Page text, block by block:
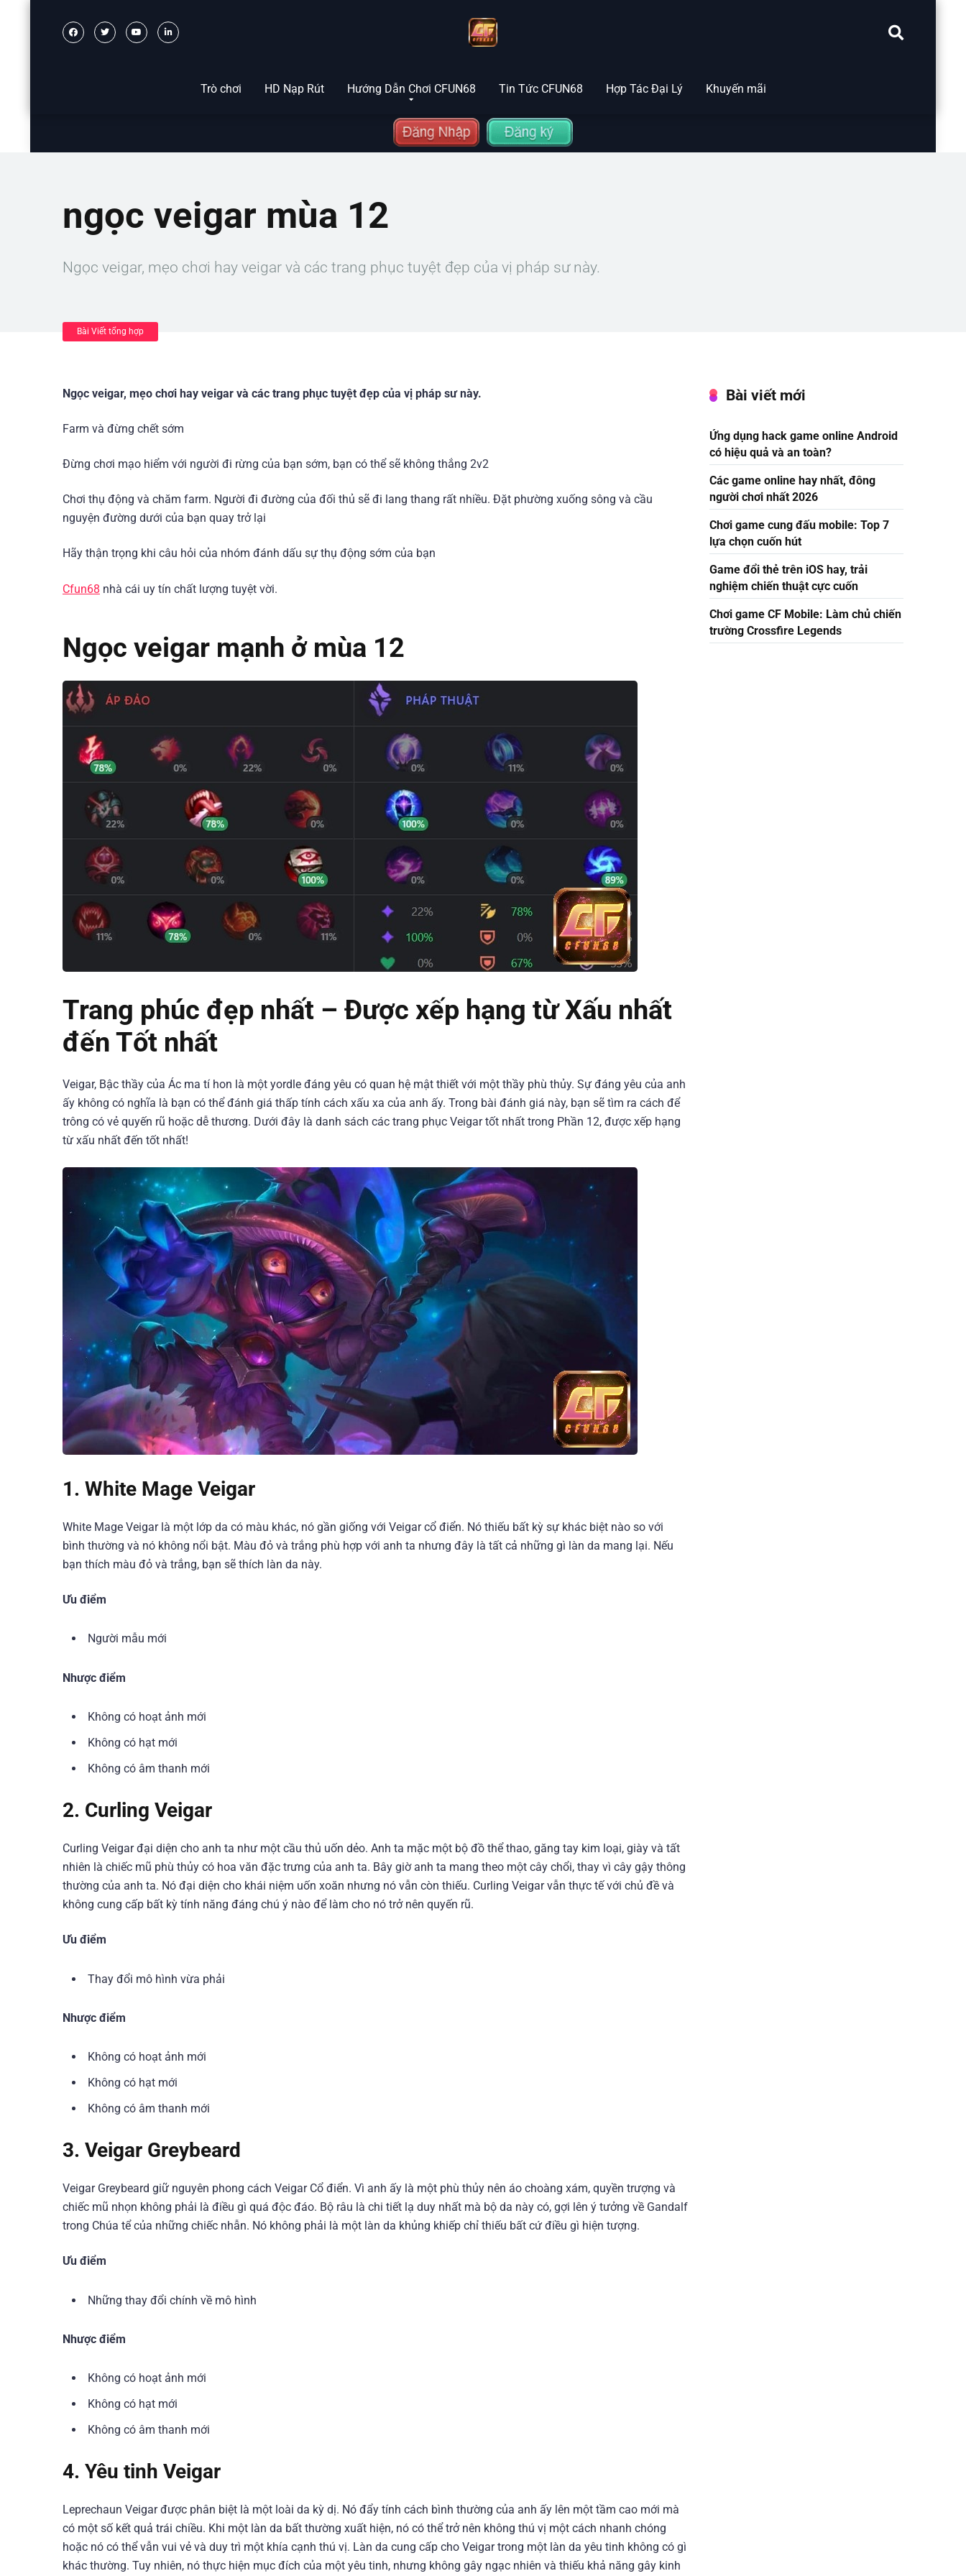
Trò chơi HD Nạp Rút Hướng Dẫn Chơi CFUN68 Tin Tức CFUN68 Hợp Tác Đại Lý Khuyến mãi
ngọc veigar mùa 12
Ngọc veigar, mẹo chơi hay veigar và các trang phục tuyệt đẹp của vị pháp sư này.
Bài Viết tổng hợp
Ngọc veigar, mẹo chơi hay veigar và các trang phục tuyệt đẹp của vị pháp sư này.
Farm và đừng chết sớm
Đừng chơi mạo hiểm với người đi rừng của bạn sớm, bạn có thể sẽ không thắng 2v2
Chơi thụ động và chăm farm. Người đi đường của đối thủ sẽ đi lang thang rất nhiều. Đặt phường xuống sông và cầu
nguyện đường dưới của bạn quay trở lại
Hãy thận trọng khi câu hỏi của nhóm đánh dấu sự thụ động sớm của bạn
Cfun68 nhà cái uy tín chất lượng tuyệt vời.
Ngọc veigar mạnh ở mùa 12
Trang phúc đẹp nhất – Được xếp hạng từ Xấu nhất
đến Tốt nhất
Veigar, Bậc thầy của Ác ma tí hon là một yordle đáng yêu có quan hệ mật thiết với một thầy phù thủy. Sự đáng yêu của anh
ấy không có nghĩa là bạn có thể đánh giá thấp tính cách xấu xa của anh ấy. Trong bài đánh giá này, bạn sẽ tìm ra cách để
trông có vẻ quyến rũ hoặc dễ thương. Dưới đây là danh sách các trang phục Veigar tốt nhất trong Phần 12, được xếp hạng
từ xấu nhất đến tốt nhất!
1. White Mage Veigar
White Mage Veigar là một lớp da có màu khác, nó gần giống với Veigar cổ điển. Nó thiếu bất kỳ sự khác biệt nào so với
bình thường và nó không nổi bật. Màu đỏ và trắng phù hợp với anh ta nhưng đây là tất cả những gì làn da mang lại. Nếu
bạn thích màu đỏ và trắng, bạn sẽ thích làn da này.
Ưu điểm
Người mẫu mới
Nhược điểm
Không có hoạt ảnh mới
Không có hạt mới
Không có âm thanh mới
2. Curling Veigar
Curling Veigar đại diện cho anh ta như một cầu thủ uốn dẻo. Anh ta mặc một bộ đồ thể thao, găng tay kim loại, giày và tất
nhiên là chiếc mũ phù thủy có hoa văn đặc trưng của anh ta. Bây giờ anh ta mang theo một cây chổi, thay vì cây gậy thông
thường của anh ta. Nó đại diện cho khái niệm uốn xoăn nhưng nó vẫn còn thiếu. Curling Veigar vẫn thực tế với chủ đề và
không cung cấp bất kỳ tính năng đáng chú ý nào để làm cho nó trở nên quyến rũ.
Ưu điểm
Thay đổi mô hình vừa phải
Nhược điểm
Không có hoạt ảnh mới
Không có hạt mới
Không có âm thanh mới
3. Veigar Greybeard
Veigar Greybeard giữ nguyên phong cách Veigar Cổ điển. Vì anh ấy là một phù thủy nên áo choàng xám, quyền trượng và
chiếc mũ nhọn không phải là điều gì quá độc đáo. Bộ râu là chi tiết lạ duy nhất mà bộ da này có, gợi lên ý tưởng về Gandalf
trong Chúa tể của những chiếc nhẫn. Nó không phải là một làn da khủng khiếp chỉ thiếu bất cứ điều gì hiện tượng.
Ưu điểm
Những thay đổi chính về mô hình
Nhược điểm
Không có hoạt ảnh mới
Không có hạt mới
Không có âm thanh mới
4. Yêu tinh Veigar
Leprechaun Veigar được phân biệt là một loài da kỳ dị. Nó đẩy tính cách bình thường của anh ấy lên một tầm cao mới mà
có một số kết quả trái chiều. Khi một làn da bất thường xuất hiện, nó có thể trở nên không thú vị một cách nhanh chóng
hoặc nó có thể vẫn vui vẻ và duy trì một khía cạnh thú vị. Làn da cung cấp cho Veigar trong một làn da yêu tinh không có gì
khác thường. Tuy nhiên, nó thực hiện mục đích của một yêu tinh, nhưng không gây ngạc nhiên và thiếu khả năng gây kinh
Bài viết mới
Ứng dụng hack game online Android
có hiệu quả và an toàn?
Các game online hay nhất, đông
người chơi nhất 2026
Chơi game cung đấu mobile: Top 7
lựa chọn cuốn hút
Game đổi thẻ trên iOS hay, trải
nghiệm chiến thuật cực cuốn
Chơi game CF Mobile: Làm chủ chiến
trường Crossfire Legends